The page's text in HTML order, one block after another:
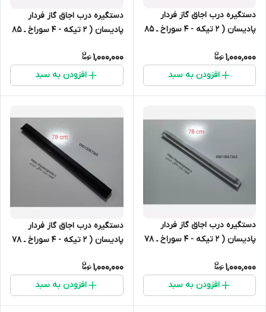
دستگیره درب اجاق گاز فردار
پادیسان ( 2 تیکه - 4 سوراخ ـ 85
1,000,000
افزودن به سبد
دستگیره درب اجاق گاز فردار
پادیسان ( 2 تیکه - 4 سوراخ ـ 85
1,000,000
افزودن به سبد
دستگیره درب اجاق گاز فردار
پادیسان ( 2 تیکه - 4 سوراخ ـ 78
1,000,000
افزودن به سبد
دستگیره درب اجاق گاز فردار
پادیسان ( 2 تیکه - 4 سوراخ ـ 78
1,000,000
افزودن به سبد